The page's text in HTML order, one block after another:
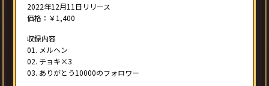
2022年12月11日リリース
価格：￥1,400
収録内容
01. メルヘン
02. チョキ×3
03. ありがとう10000のフォロワー